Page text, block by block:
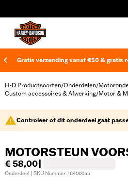
Gratis verzending vanaf €50 & gratis
H-D Productsoorten/Onderdelen/
Custom accessoires & Afwerking/Motor &
Controleer of dit onderdeel gaat
MOTORSTEUN
€ 58,00
Onderdeel | SKU Nummer: 16400055